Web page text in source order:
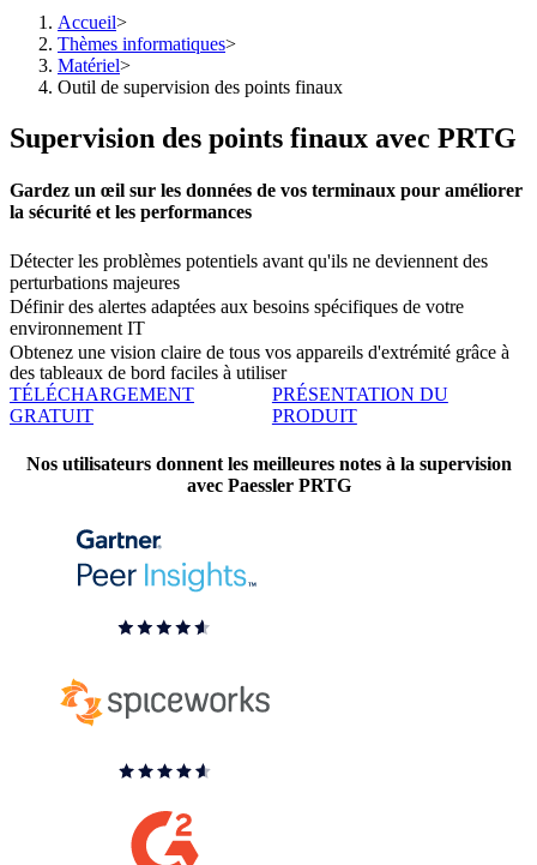
Accueil>
Thèmes informatiques>
Matériel>
Outil de supervision des points finaux
Supervision des points finaux avec PRTG
Gardez un œil sur les données de vos terminaux pour améliorer
la sécurité et les performances
Détecter les problèmes potentiels avant qu'ils ne deviennent des
perturbations majeures
Définir des alertes adaptées aux besoins spécifiques de votre
environnement IT
Obtenez une vision claire de tous vos appareils d'extrémité grâce à
des tableaux de bord faciles à utiliser
TÉLÉCHARGEMENT
GRATUIT
PRÉSENTATION DU
PRODUIT
Nos utilisateurs donnent les meilleures notes à la supervision
avec Paessler PRTG